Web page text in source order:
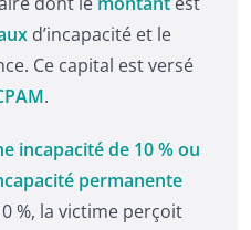
d’incapacité et le
Ce capital est versé
.
incapacité de 10 % ou
permanente
%, la victime perçoit